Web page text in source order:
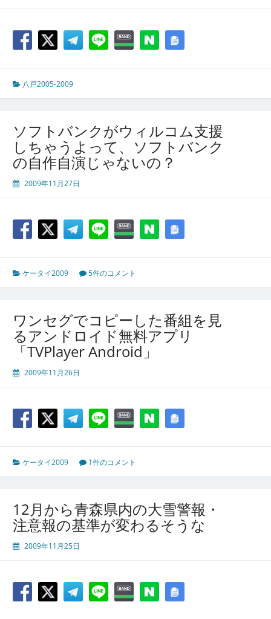
八戸2005-2009
ソフトバンクがウィルコム支援
しちゃうよって、ソフトバンク
の自作自演じゃないの？
2009年11月27日
ケータイ2009 5件のコメント
ワンセグでコピーした番組を見
るアンドロイド無料アプリ
「TVPlayer Android」
2009年11月26日
ケータイ2009 1件のコメント
12月から青森県内の大雪警報・
注意報の基準が変わるそうな
2009年11月25日